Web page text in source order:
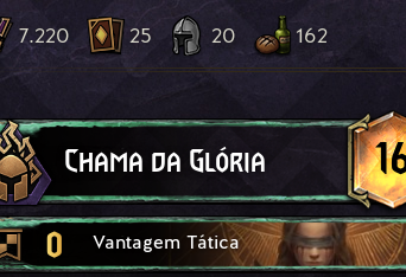
7.220 25 20 162
Chama da Glória
0 Vantagem Tática